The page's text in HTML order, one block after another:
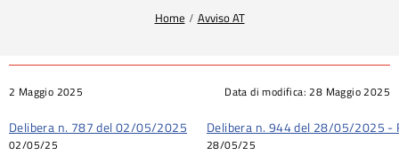
Home Avviso AT
Data di modifica:28 Maggio 2025
2 Maggio 2025
Delibera n. 787 del 02/05/2025
02/05/25
Delibera n. 944 del 28/05/2025 -
28/05/25